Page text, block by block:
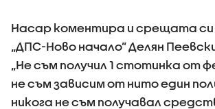
Насар коментира и срещата си
„ДПС-Ново начало” Делян
„Не съм получил 1 стотинка от
не съм зависим от нито един
никога не съм получавал